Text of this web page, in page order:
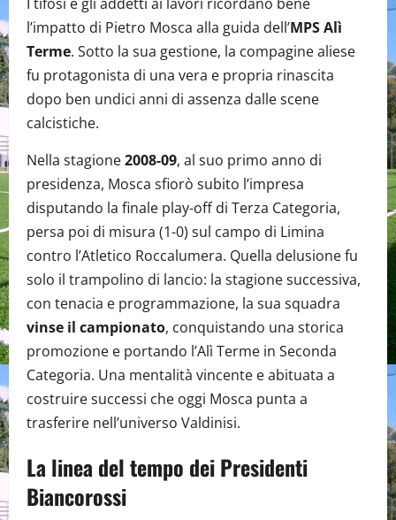
l’impatto di Pietro Mosca alla guida dell’MPS Alì
Terme. Sotto la sua gestione, la compagine aliese
fu protagonista di una vera e propria rinascita
dopo ben undici anni di assenza dalle scene
calcistiche.
Nella stagione2008-09, al suo primo anno di
presidenza, Mosca sfiorò subito l’impresa
disputando la finale play-off di Terza Categoria,
persa poi di misura (1-0) sul campo di Limina
contro l’Atletico Roccalumera. Quella delusione fu
solo il trampolino di lancio: la stagione successiva,
con tenacia e programmazione, la sua squadra
vinse il campionato, conquistando una storica
promozione e portando l’Alì Terme in Seconda
Categoria. Una mentalità vincente e abituata a
costruire successi che oggi Mosca punta a
trasferire nell’universo Valdinisi.
La linea del tempo dei Presidenti
Biancorossi